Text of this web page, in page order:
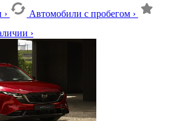
› Автомобили с пробегом ›
›